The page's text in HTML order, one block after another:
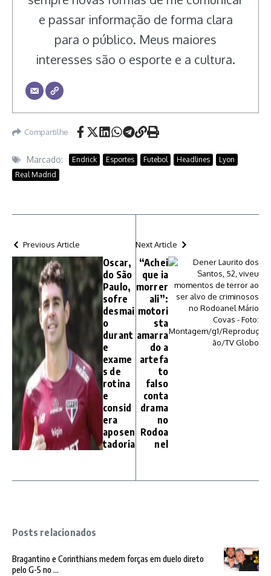
e passar informação de forma clara
para o público. Meus maiores
interesses são o esporte e a cultura.
Compartilhe
Marcado: Endrick Esportes Futebol Headlines
Lyon
Real Madrid
Previous Article
Oscar,
do São
Paulo,
sofre
desmai
o
durant
e
exame
s de
rotina
e
consid
era
aposen
tadoria
Next Article
“Achei
que ia
morrer
ali”:
motori
sta
amarra
do a
artefa
to
falso
conta
drama
no
Rodoa
nel
Posts relacionados
Bragantino e Corinthians medem forças em duelo direto
pelo G-5 no ...